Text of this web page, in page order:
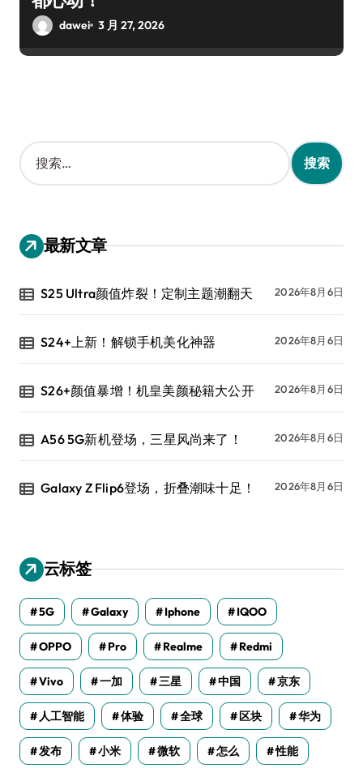
dawei 3 月 27, 2026
搜
索
：
最新文章
S25 Ultra颜值炸裂！定制主题潮翻天 2026年8月6日
S24+上新！解锁手机美化神器 2026年8月6日
S26+颜值暴增！机皇美颜秘籍大公开 2026年8月6日
A56 5G新机登场，三星风尚来了！ 2026年8月6日
Galaxy Z Flip6登场，折叠潮味十足！ 2026年8月6日
云标签
5G Galaxy Iphone IQOO
OPPO Pro Realme Redmi
Vivo 一加 三星 中国 京东
人工智能 体验 全球 区块 华为
发布 小米 微软 怎么 性能